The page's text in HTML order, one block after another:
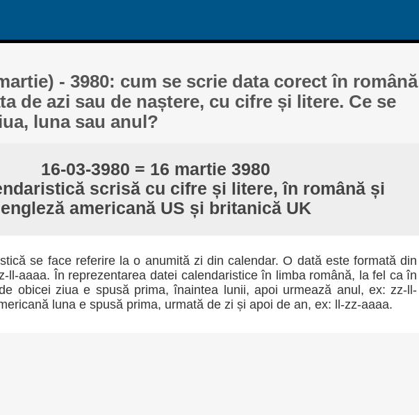
- 3980: cum se scrie data corect în română
de azi sau de naștere, cu cifre și litere. Ce se
luna sau anul?
16-03-3980 = 16 martie 3980
scrisă cu cifre și litere, în română și
engleză americană US și britanică UK
se face referire la o anumită zi din calendar. O dată este formată din
ll-aaaa. În reprezentarea datei calendaristice în limba română, la fel ca în
obicei ziua e spusă prima, înaintea lunii, apoi urmează anul, ex: zz-ll-
luna e spusă prima, urmată de zi și apoi de an, ex: ll-zz-aaaa.